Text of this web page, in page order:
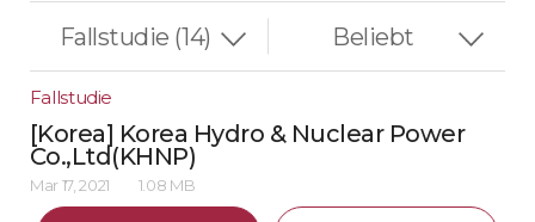
Fallstudie
[Korea] Korea Hydro & Nuclear Power
Co.,Ltd(KHNP)
Mar 17, 2021 1.08 MB